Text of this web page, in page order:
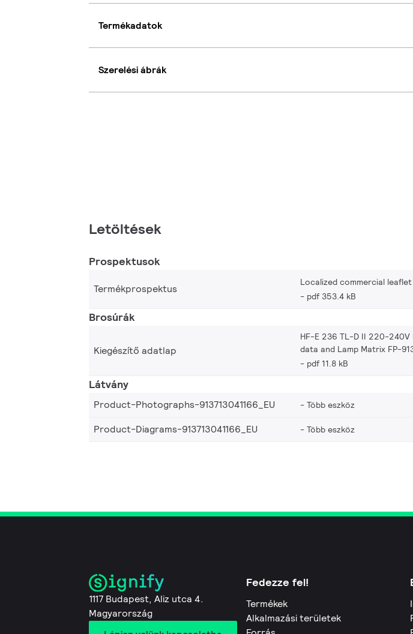
Termékadatok
Szerelési ábrák
Letöltések
Prospektusok
Termékprospektus
Localized commercial leaflet
pdf 353.4 kB
Brosúrák
Kiegészítő adatlap
HF-E 236 TL-D II 220-
data and Lamp Matrix FP-
pdf 11.8 kB
Látvány
Product-Photographs-913713041166_EU Több eszköz
Product-Diagrams-913713041166_EU
Több eszköz
1117 Budapest, Aliz utca 4.
Magyarország
Fedezze fel!
Termékek
Alkalmazási területek